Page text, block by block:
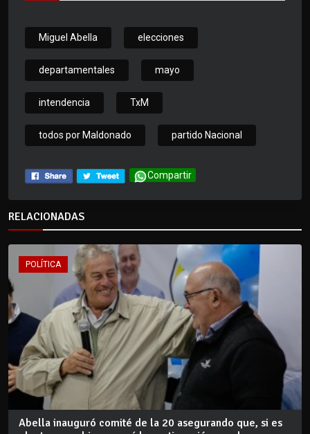
Miguel Abella elecciones
departamentales mayo
intendencia TxM
todos por Maldonado partido Nacional
Compartir
RELACIONADAS
POLÍTICA
Abella inauguró comité de la 20 asegurando que, si es